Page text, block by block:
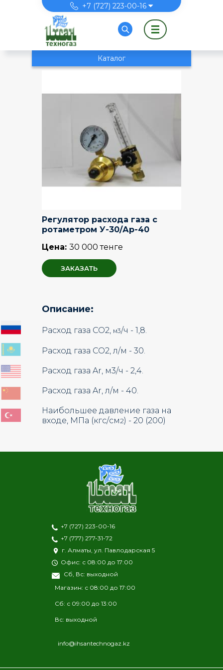
Перейти к основному содержанию
+7 (727) 223-00-16
Каталог
Регулятор расхода газа с
ротаметром У-30/Ар-40
Цена: 30 000 тенге
ЗАКАЗАТЬ
Описание:
Расход газа СО2, м3/ч - 1,8.
Расход газа СО2, л/м - 30.
Расход газа Ar, м3/ч - 2,4.
Расход газа Ar, л/м - 40.
Наибольшее давление газа на
входе, МПа (кгс/см2) - 20 (200)
+7 (727) 223-00-16
+7 (777) 277-31-72
г. Алматы, ул. Павлодарская 5
Офис: с 08:00 до 17:00
Сб, Вс: выходной
Магазин: с 08:00 до 17:00
Сб: с 09:00 до 13:00
Вс: выходной
info@ihsantechnogaz.kz